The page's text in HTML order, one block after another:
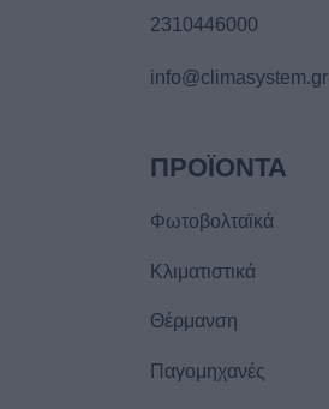
2310446000
info@climasystem.gr
ΠΡΟΪOΝΤΑ
Φωτοβολταϊκά
Κλιματιστικά
Θέρμανση
Παγομηχανές